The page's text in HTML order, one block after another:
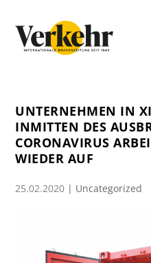
UNTERNEHMEN IN
INMITTEN DES
CORONAVIRUS
WIEDER AUF
25.02.2020 | Uncategorized